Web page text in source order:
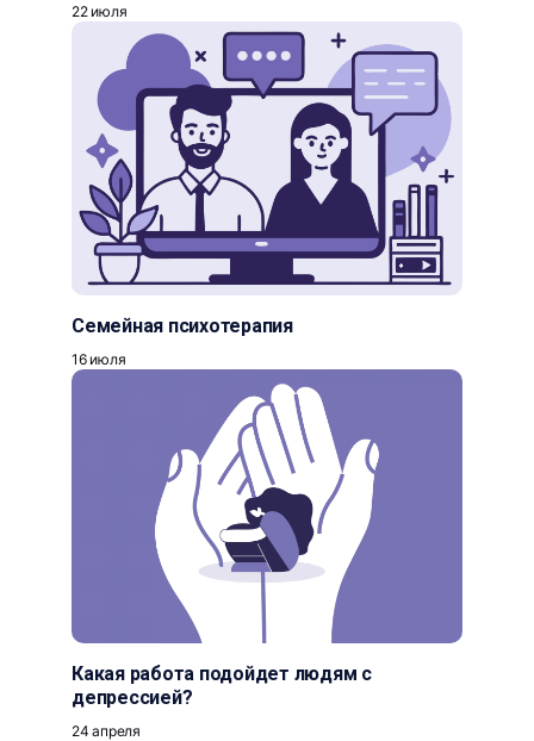
22 июля
Семейная психотерапия
16 июля
Какая работа подойдет людям с
депрессией?
24 апреля